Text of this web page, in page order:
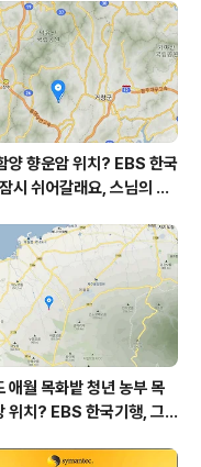
경상북도 영양군 가볼 만
양읍 상원리. KBS 인간극
노미 할머니
양 향운암 위치? EBS 한국
시 쉬어갈래요, 스님의 어
함양군 가볼 만한 곳, 용추
운암 명천스님, 덕유산 황
망산 기백산
애월 목화밭 청년 농부 목
위치? EBS 한국기행, 그
애월읍 어음리 정보람 씨